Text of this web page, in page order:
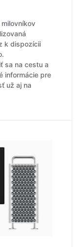
k dispozícii
sa na cestu a
informácie pre
už aj na